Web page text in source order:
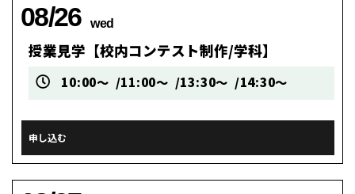
08/26 wed
授業見学【校内コンテスト制作/学科】
10:00～ 11:00～ 13:30～ 14:30～
申し込む